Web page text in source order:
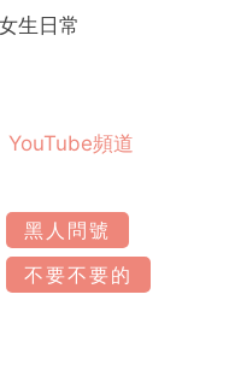
生日常
頻道
黑人問號
不要不要的